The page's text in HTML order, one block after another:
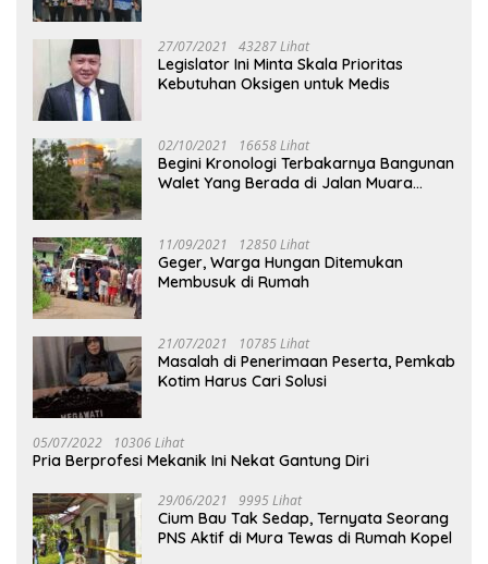
27/07/2021 43287 Lihat
Legislator Ini Minta Skala Prioritas
Kebutuhan Oksigen untuk Medis
02/10/2021 16658 Lihat
Begini Kronologi Terbakarnya Bangunan
Walet Yang Berada di Jalan Muara
11/09/2021 12850 Lihat
Geger, Warga Hungan Ditemukan
Membusuk di Rumah
21/07/2021 10785 Lihat
Masalah di Penerimaan Peserta, Pemkab
Kotim Harus Cari Solusi
05/07/2022 10306 Lihat
Pria Berprofesi Mekanik Ini Nekat Gantung Diri
29/06/2021 9995 Lihat
Cium Bau Tak Sedap, Ternyata Seorang
PNS Aktif di Mura Tewas di Rumah Kopel